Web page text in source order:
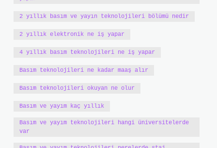
2 yıllık basım ve yayın teknolojileri bölümü nedir
2 yıllık elektronik ne iş yapar
4 yıllık basım teknolojileri ne iş yapar
Basım teknolojileri ne kadar maaş alır
Basım teknolojileri okuyan ne olur
Basım ve yayım kaç yıllık
Basım ve yayım teknolojileri hangi üniversitelerde
var